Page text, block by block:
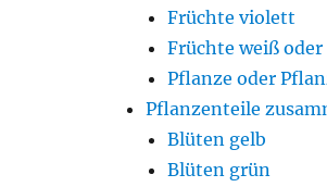
Früchte violett
Früchte weiß oder
Pflanze oder
Pflanzenteile
Blüten gelb
Blüten grün